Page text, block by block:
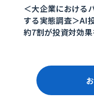
＜大企業における
する実態調査＞AI
約7割が投資対効果